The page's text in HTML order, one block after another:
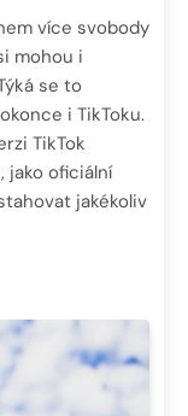
více svobody
mohou i
se to
i TikToku.
TikTok
jako oficiální
jakékoliv